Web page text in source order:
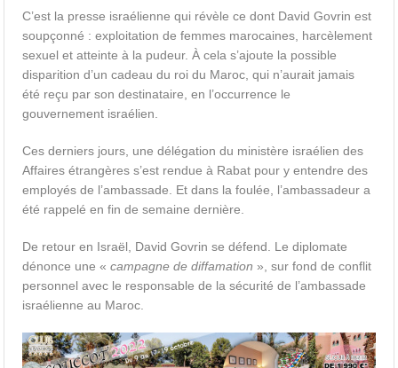
C’est la presse israélienne qui révèle ce dont David Govrin est
soupçonné : exploitation de femmes marocaines, harcèlement
sexuel et atteinte à la pudeur. À cela s’ajoute la possible
disparition d’un cadeau du roi du Maroc, qui n’aurait jamais
été reçu par son destinataire, en l’occurrence le
gouvernement israélien.
Ces derniers jours, une délégation du ministère israélien des
Affaires étrangères s’est rendue à Rabat pour y entendre des
employés de l’ambassade. Et dans la foulée, l’ambassadeur a
été rappelé en fin de semaine dernière.
De retour en Israël, David Govrin se défend. Le diplomate
dénonce une «campagne de diffamation », sur fond de conflit
personnel avec le responsable de la sécurité de l’ambassade
israélienne au Maroc.